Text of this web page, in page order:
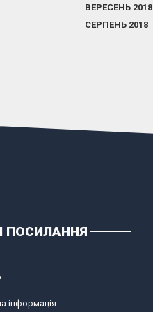
ВЕРЕСЕНЬ 2018
СЕРПЕНЬ 2018
ПОСИЛАННЯ
інформація